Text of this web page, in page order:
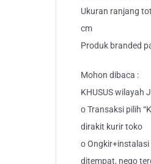
Ukuran ranjang
cm
Produk branded
Mohon dibaca :
KHUSUS wilayah
o Transaksi pilih
dirakit kurir toko
o Ongkir+instalasi
ditempat, nego